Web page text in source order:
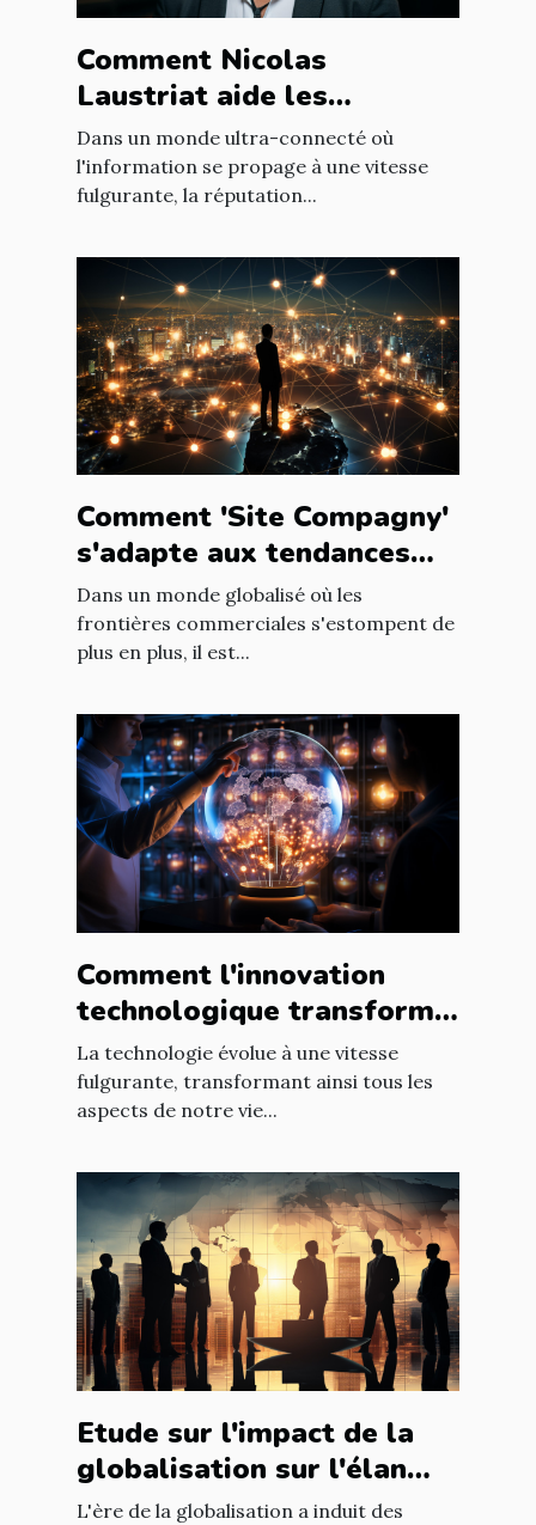
Comment Nicolas
Laustriat aide les
entreprises à améliorer
leur e-réputation
Dans un monde ultra-connecté où
l'information se propage à une vitesse
fulgurante, la réputation...
Comment 'Site Compagny'
s'adapte aux tendances
internationales du marché
en ligne
Dans un monde globalisé où les
frontières commerciales s'estompent de
plus en plus, il est...
Comment l'innovation
technologique transforme
les entreprises à l'échelle
mondiale
La technologie évolue à une vitesse
fulgurante, transformant ainsi tous les
aspects de notre vie...
Etude sur l'impact de la
globalisation sur l'élan
des affaires
L'ère de la globalisation a induit des